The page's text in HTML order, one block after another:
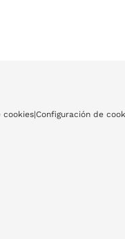
cookies|Configuración de